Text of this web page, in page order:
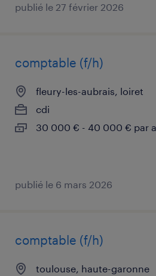
publié le 27 février 2026
comptable (f/h)
fleury-les-aubrais, loiret
cdi
30 000 € - 40 000 € par
publié le 6 mars 2026
comptable (f/h)
toulouse, haute-garonne